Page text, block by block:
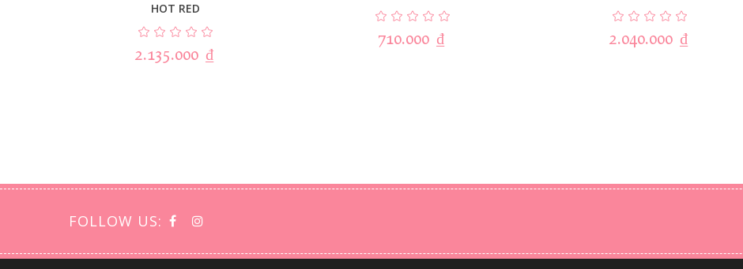
HOT RED
2.135.000 ₫
710.000 ₫ 2.040.000 ₫
FOLLOW US: